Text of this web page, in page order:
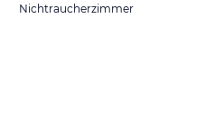
Nichtraucherzimmer